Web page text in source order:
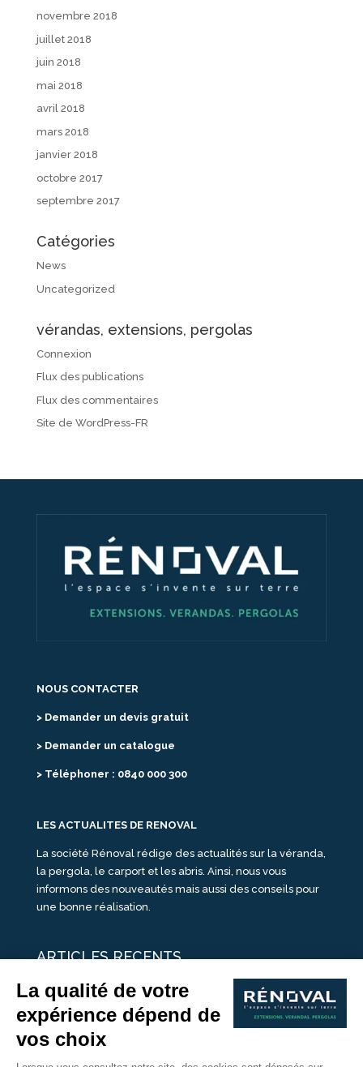
novembre 2018
juillet 2018
juin 2018
mai 2018
avril 2018
mars 2018
janvier 2018
octobre 2017
septembre 2017
Catégories
News
Uncategorized
vérandas, extensions, pergolas
Connexion
Flux des publications
Flux des commentaires
Site de WordPress-FR
NOUS CONTACTER
> Demander un devis gratuit
> Demander un catalogue
> Téléphoner : 0840 000 300
LES ACTUALITES DE RENOVAL
La société Rénoval rédige des actualités sur la véranda,
la pergola, le carport et les abris. Ainsi, nous vous
informons des nouveautés mais aussi des conseils pour
une bonne réalisation.
ARTICLES RECENTS
25 idées de vérandas design
Un été pour une véranda
Portes Ouvertes Véranda Extension Suisse | 26-27 Juin